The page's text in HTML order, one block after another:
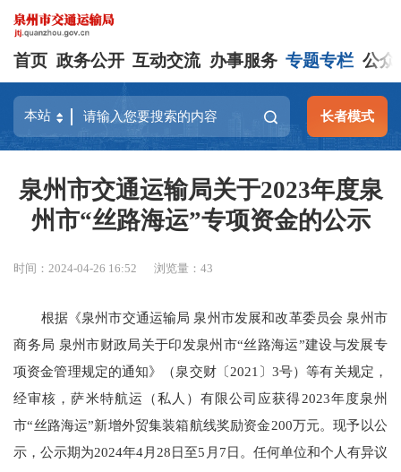
首页 政务公开 互动交流 办事服务 专题专栏 公众
长者模式
泉州市交通运输局关于2023年度泉
州市“丝路海运”专项资金的公示
时间：2024-04-26 16:52 浏览量：43
根据《泉州市交通运输局 泉州市发展和改革委员会 泉州市
商务局 泉州市财政局关于印发泉州市“丝路海运”建设与发展专
项资金管理规定的通知》（泉交财〔2021〕3号）等有关规定，
经审核，萨米特航运（私人）有限公司应获得2023年度泉州
市“丝路海运”新增外贸集装箱航线奖励资金200万元。现予以公
示，公示期为2024年4月28日至5月7日。任何单位和个人有异议